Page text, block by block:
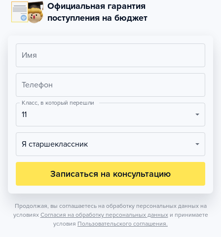
Официальная гарантия
поступления на бюджет
Имя
Телефон
Класс, в который перешли
11
Я старшеклассник
Записаться на консультацию
Продолжая, вы соглашаетесь на обработку персональных данных на
условиях Согласия на обработку персональных данных и принимаете
условия Пользовательского соглашения.